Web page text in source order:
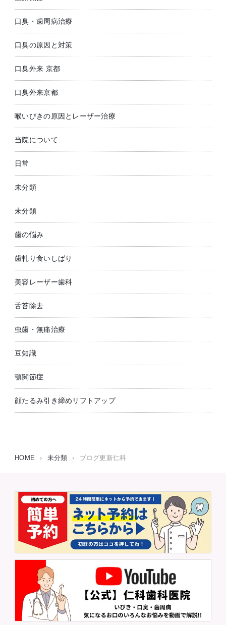
口臭・歯周病治療
口臭の原因と対策
口臭外来 京都
口臭外来京都
喉いびきの原因とレーザー治療
当院について
日常
未分類
未分類
歯の悩み
歯軋り食いしばり
美容レーザー歯科
舌苔除去
虫歯・無痛治療
豆知識
顎関節症
顔たるみ引き締めリフトアップ
HOME › 未分類 › ブログ更新仁科